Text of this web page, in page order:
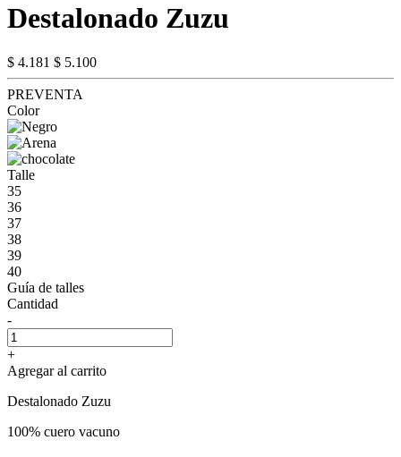
Destalonado Zuzu
$ 4.181 $ 5.100
PREVENTA
Color
Talle
35
36
37
38
39
40
Guía de talles
Cantidad
-
+
Agregar al carrito
Destalonado Zuzu
100% cuero vacuno